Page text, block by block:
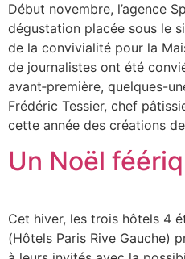
Début novembre, l’agence
dégustation placée sous le
de la convivialité pour la
de journalistes ont été
avant‑première, quelques-
Frédéric Tessier, chef
cette année des créations
Un Noël
Cet hiver, les trois hôtels 4
(Hôtels Paris Rive Gauche)